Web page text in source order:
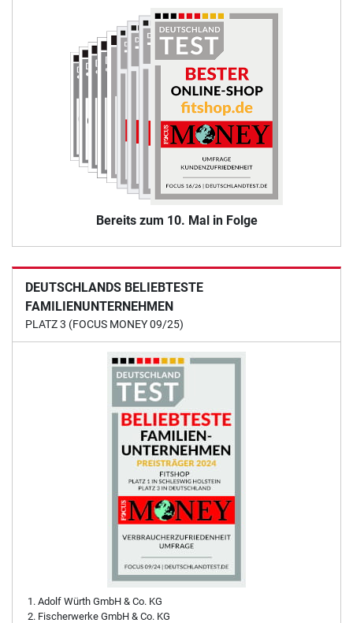
Bereits zum 10. Mal in Folge
DEUTSCHLANDS BELIEBTESTE
FAMILIENUNTERNEHMEN
PLATZ 3 (FOCUS MONEY 09/25)
Adolf Würth GmbH & Co. KG
Fischerwerke GmbH & Co. KG